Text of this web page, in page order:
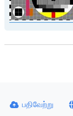
பதிவேற்று